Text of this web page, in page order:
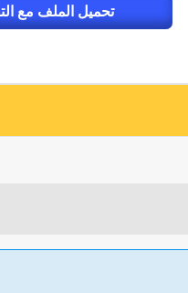
تحميل الملف مع